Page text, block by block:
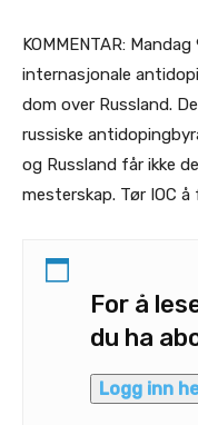
KOMMENTAR:
internasjonale
dom over Russland.
russiske
og Russland får ikke
mesterskap. Tør IOC
For å
du ha
Logg inn